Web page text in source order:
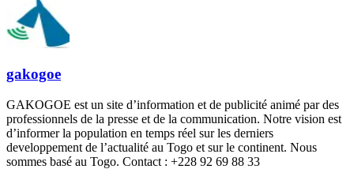
gakogoe
GAKOGOE est un site d’information et de publicité animé par des
professionnels de la presse et de la communication. Notre vision est
d’informer la population en temps réel sur les derniers
developpement de l’actualité au Togo et sur le continent. Nous
sommes basé au Togo. Contact : +228 92 69 88 33